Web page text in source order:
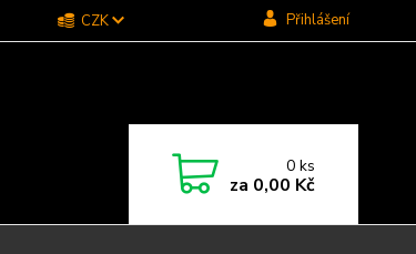
CZK Přihlášení
0ks
za 0,00 Kč